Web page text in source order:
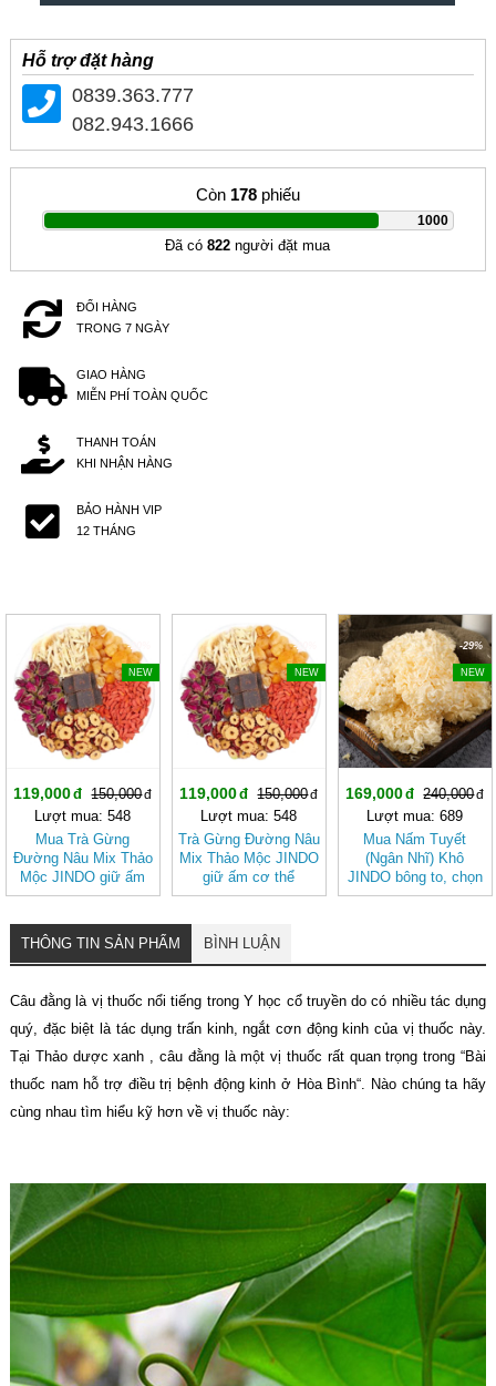
Hỗ trợ đặt hàng
0839.363.777
082.943.1666
Còn 178phiếu
1000
|
Đã có822 người đặt mua
ĐỔI HÀNG
TRONG 7 NGÀY
GIAO HÀNG
MIỄN PHÍ TOÀN QUỐC
THANH TOÁN
KHI NHẬN HÀNG
BẢO HÀNH VIP
12 THÁNG
-20%
NEW
119,000
150,000
Lượt mua: 548
Mua Trà Gừng
Đường Nâu Mix Thảo
Mộc JINDO giữ ấm
cơ thể, tốt cho sức
-20%
NEW
119,000
150,000
Lượt mua: 548
Trà Gừng Đường Nâu
Mix Thảo Mộc JINDO
giữ ấm cơ thể
-29%
NEW
169,000
240,000
Lượt mua: 689
Mua Nấm Tuyết
(Ngân Nhĩ) Khô
JINDO bông to, chọn
lọc tốt cho sức khỏe
THÔNG TIN SẢN PHẨM BÌNH LUẬN
Câu đằng là vị thuốc nổi tiếng trong Y học cổ truyền do có nhiều tác dụng
quý, đặc biệt là tác dụng trấn kinh, ngắt cơn động kinh của vị thuốc này.
Tại Thảo dược xanh , câu đằng là một vị thuốc rất quan trọng trong “Bài
thuốc nam hỗ trợ điều trị bệnh động kinh ở Hòa Bình“. Nào chúng ta hãy
cùng nhau tìm hiểu kỹ hơn về vị thuốc này: